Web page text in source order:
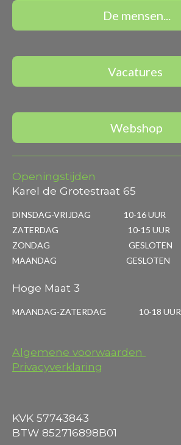
De mensen...
Vacatures
Webshop
Openingstijden
Karel de Grotestraat 65
DINSDAG-VRIJDAG 10-16 UUR
ZATERDAG 10-15 UUR
ZONDAG GESLOTEN
MAANDAG GESLOTEN
Hoge Maat 3
MAANDAG-ZATERDAG 10-18 UUR
Algemene voorwaarden
Privacyverklaring
KVK 57743843
BTW 852716898B01